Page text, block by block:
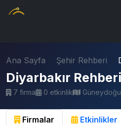
Ana Sayfa Şehir Rehberi
Diyarbakır Rehberi
7 firma 0 etkinlik
Firmalar Etkinlikler